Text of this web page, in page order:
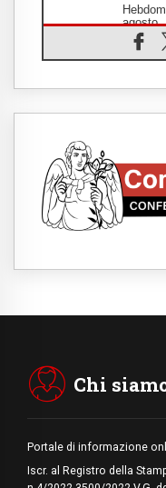
agosto
Spin
visita
dignità"
Medio
Chi
Portale di informazione
Iscr. al Registro della